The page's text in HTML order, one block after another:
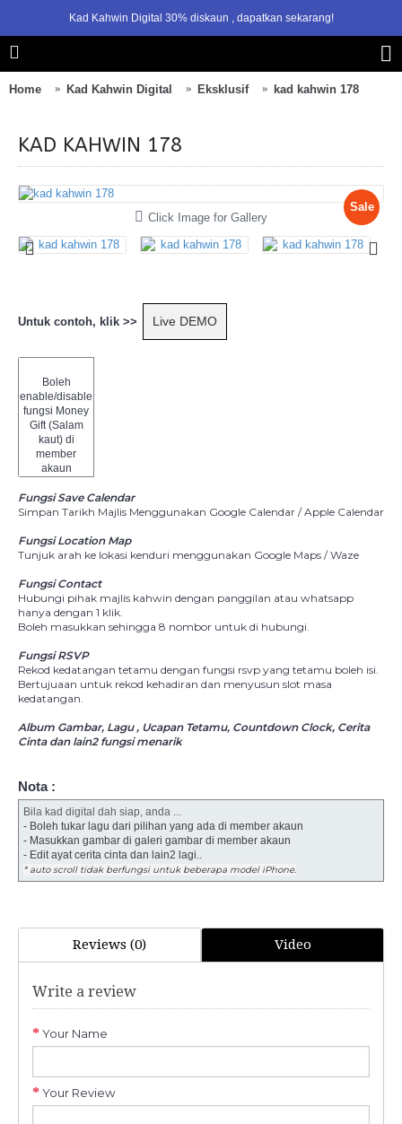
Kad Kahwin Digital 30% diskaun , dapatkan sekarang!
Home Kad Kahwin Digital Eksklusif kad kahwin 178
KAD KAHWIN 178
Sale
Click Image for Gallery
Untuk contoh, klik >> Live DEMO
Boleh
enable/disable
fungsi Money
Gift (Salam
kaut) di
member
akaun
Fungsi Save Calendar
Simpan Tarikh Majlis Menggunakan Google Calendar / Apple Calendar
Fungsi Location Map
Tunjuk arah ke lokasi kenduri menggunakan Google Maps / Waze
Fungsi Contact
Hubungi pihak majlis kahwin dengan panggilan atau whatsapp
hanya dengan 1 klik.
Boleh masukkan sehingga 8 nombor untuk di hubungi.
Fungsi RSVP
Rekod kedatangan tetamu dengan fungsi rsvp yang tetamu boleh isi.
Bertujuaan untuk rekod kehadiran dan menyusun slot masa
kedatangan.
Album Gambar, Lagu , Ucapan Tetamu, Countdown Clock, Cerita
Cinta dan lain2 fungsi menarik
Nota :
Bila kad digital dah siap, anda ...
- Boleh tukar lagu dari pilihan yang ada di member akaun
- Masukkan gambar di galeri gambar di member akaun
- Edit ayat cerita cinta dan lain2 lagi..
* auto scroll tidak berfungsi untuk beberapa model iPhone.
Reviews (0) Video
Write a review
Your Name
Your Review